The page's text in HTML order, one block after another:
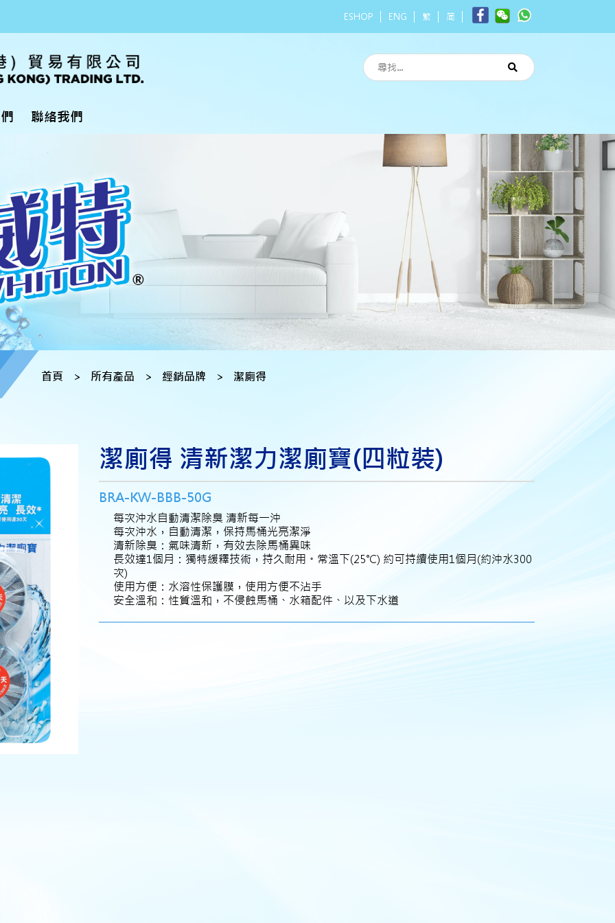
ESHOP ENG 繁 简
聯絡我們
首頁 > 所有產品 > 經銷品牌 > 潔廁得
潔廁得 清新潔力潔廁寶(四粒裝)
BRA-KW-BBB-50G
每次沖水自動清潔除臭 清新每一沖
每次沖水，自動清潔，保持馬桶光亮潔淨
清新除臭：氣味清新，有效去除馬桶異味
長效達1個月：獨特緩釋技術，持久耐用。常溫下(25℃) 約可持續使用1個月(約沖水300
次)
使用方便：水溶性保護膜，使用方便不沾手
安全溫和：性質溫和，不侵蝕馬桶、水箱配件、以及下水道